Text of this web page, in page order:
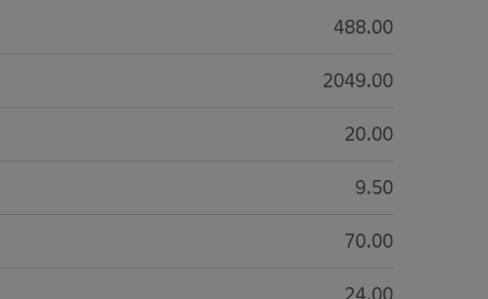
488.00
2049.00
20.00
9.50
70.00
24.00